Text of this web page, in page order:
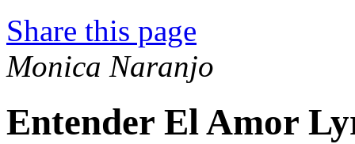
Share this page
Monica Naranjo
Entender El Amor